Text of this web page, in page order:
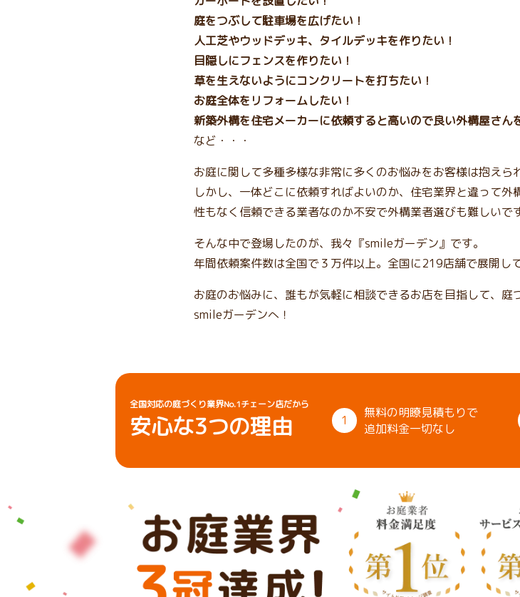
庭をつぶして駐車場を広げたい！
人工芝やウッドデッキ、タイルデッキを作りたい！
目隠しにフェンスを作りたい！
草を生えないようにコンクリートを打ちたい！
お庭全体をリフォームしたい！
新築外構を住宅メーカーに依頼すると高いので良い外構屋さん
など・・・
お庭に関して多種多様な非常に多くのお悩みをお客様は抱えら
しかし、一体どこに依頼すればよいのか、住宅業界と違って
性もなく信頼できる業者なのか不安で外構業者選びも難しいで
そんな中で登場したのが、我々『smileガーデン』です。
年間依頼案件数は全国で３万件以上。全国に219店舗で展開して
お庭のお悩みに、誰もが気軽に相談できるお店を目指して、
smileガーデンへ！
全国対応の庭づくり業界No.1チェーン店だから
安心な3つの理由 1
無料の明瞭見積もりで
追加料金一切なし